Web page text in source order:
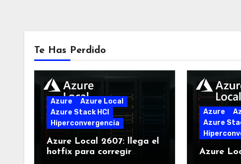
Te Has Perdido
Azure
Azure Local
Azure Stack HCI
Hiperconvergencia
Azure Local 2607: llega el
hotfix para corregir
Azure
Azure
Azure